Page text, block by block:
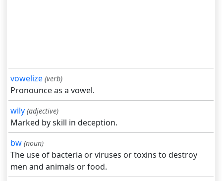
vowelize (verb)
Pronounce as a vowel.
wily (adjective)
Marked by skill in deception.
bw (noun)
The use of bacteria or viruses or toxins to destroy
men and animals or food.